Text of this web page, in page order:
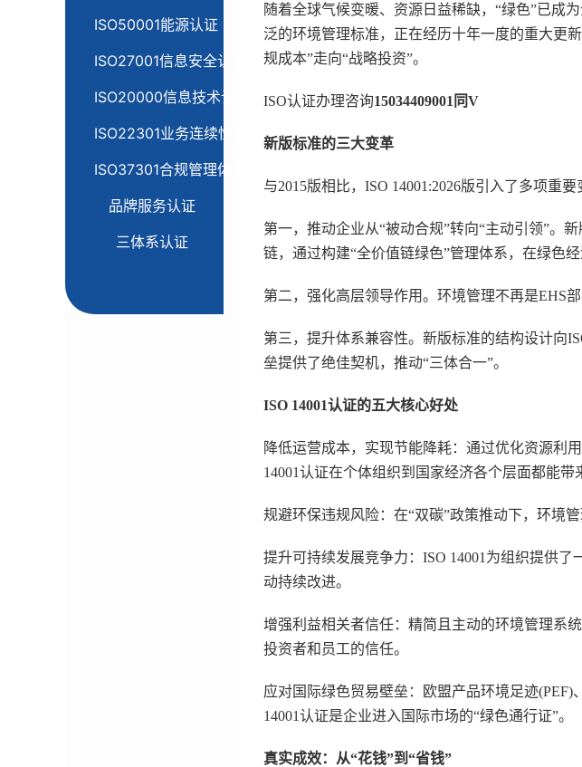
ISO50001能源认证
ISO27001信息安全认证
ISO20000信息技术认证
ISO22301业务连续性认证
ISO37301合规管理体系认证
品牌服务认证
三体系认证
随着全球气候变暖、资源日益稀缺，“绿色”已成
泛的环境管理标准，正在经历十年一度的重大更
规成本”走向“战略投资”。
ISO认证办理咨询15034409001同V
新版标准的三大变革
与2015版相比，ISO 14001:2026版引入了多项重要
第一，推动企业从“被动合规”转向“主动引领”。
链，通过构建“全价值链绿色”管理体系，在绿色
第二，强化高层领导作用。环境管理不再是EHS
第三，提升体系兼容性。新版标准的结构设计向
垒提供了绝佳契机，推动“三体合一”。
ISO 14001认证的五大核心好处
降低运营成本，实现节能降耗：通过优化资源利
14001认证在个体组织到国家经济各个层面都能带
规避环保违规风险：在“双碳”政策推动下，环境
提升可持续发展竞争力：ISO 14001为组织提供
动持续改进。
增强利益相关者信任：精简且主动的环境管理系
投资者和员工的信任。
应对国际绿色贸易壁垒：欧盟产品环境足迹
14001认证是企业进入国际市场的“绿色通行证”。
真实成效：从“花钱”到“省钱”